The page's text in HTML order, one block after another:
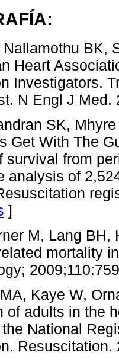
Nallamothu BK,
Heart
Investigators.
N Engl J
SK,
Get With The
survival from
analysis of
]
M, Lang
mortality
Kaye W,
of adults in the
National